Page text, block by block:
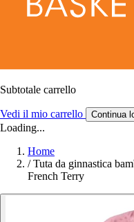
Subtotale carrello
Vedi il mio carrello Continua
Loading...
Home
/ Tuta da ginnastica
French Terry